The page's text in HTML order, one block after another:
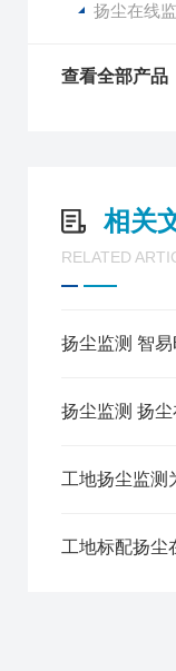
扬尘在线
查看全部产品
相关
RELATED